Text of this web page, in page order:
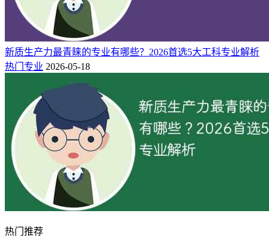
新质生产力最青睐的专业有哪些？2026首选5大工科专业解析
热门专业 2026-05-18
热门推荐